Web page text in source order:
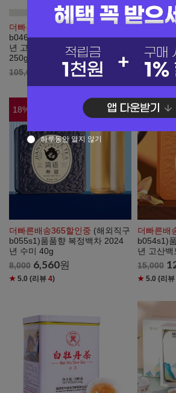
더빠른배송365할인중(해외직구
b046s3)품품향 복정백차 2021
년 고산 수미 병차 선물포장
250g x 3개
105,000
80,850원
더빠른배
b057s1)
년 고산
3,000
18%
더빠른배송365할인중 (해외직구
b055s1)품품향 복정백차 2024
년 수미 40g
8,000 6,560원
★ 5.0 (리뷰 4)
18%
더빠른배
b054s1)
년 고산백
15,000
★ 5.0 (리
하루동안 열지 않기